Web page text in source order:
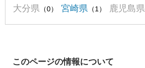
大分県 （0） 宮崎県 （1） 鹿児島県
このページの情報について